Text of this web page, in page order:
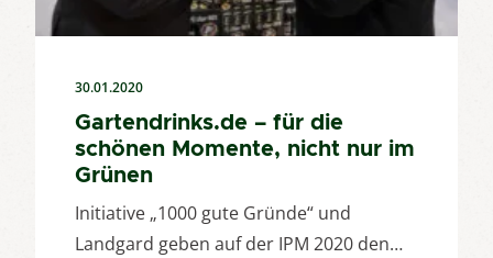
30.01.2020
Gartendrinks.de – für die
schönen Momente, nicht nur im
Grünen
Initiative „1000 gute Gründe“ und
Landgard geben auf der IPM 2020 den…